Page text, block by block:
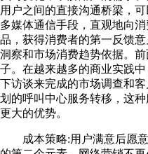
用户之间的直接沟通桥梁，
多媒体通信手段，直观地向
品，获得消费者的第一反馈
洞察和市场消费趋势依据。
子。在越来越多的商业实践
下访谈来完成的市场调查和
划的呼叫中心服务转移，这
更大的优势。
成本策略:用户满意后愿意